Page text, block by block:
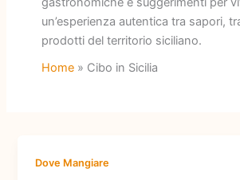
un’esperienza autentica tra sapori,
prodotti del territorio siciliano.
Home
Cibo in Sicilia
Dove Mangiare